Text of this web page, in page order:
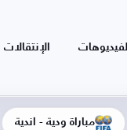
الفيديوهات الإنتقالات
مباراة ودية - أندية